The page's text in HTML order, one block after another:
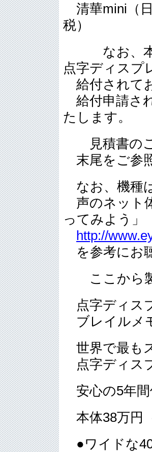
清華mini（
税）
なお、本製
点字ディスプ
給付されて
給付申請さ
たします。
見積書のご
末尾をご参
なお、機種
声のネット
ってみよう」
http://
を参考にお
ここから製
点字ディス
ブレイルメ
世界で最も
点字ディス
安心の5年間
本体38万円
●ワイドな